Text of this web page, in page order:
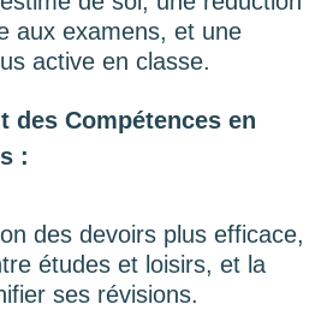
aux examens, et une
active en classe.
des Compétences en
:
des devoirs plus efficace,
études et loisirs, et la
ses révisions.